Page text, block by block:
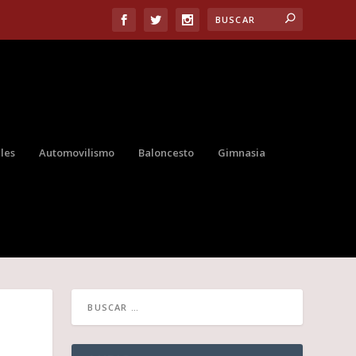
Automovilismo Baloncesto Gimnasia